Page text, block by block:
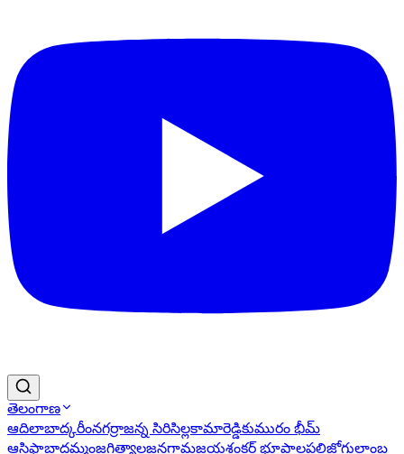
తెలంగాణ
ఆదిలాబాద్కరీంనగర్రాజన్న సిరిసిల్లకామారెడ్డికుమురం భీమ్
ఆసిఫాబాద్ఖమ్మంజగిత్యాలజనగామజయశంకర్ భూపాలపల్లిజోగులాంబ